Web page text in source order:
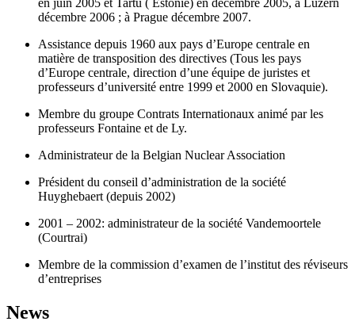
en juin 2005 et Tartu ( Estonie) en décembre 2005, à Luzern
décembre 2006 ; à Prague décembre 2007.
Assistance depuis 1960 aux pays d’Europe centrale en
matière de transposition des directives (Tous les pays
d’Europe centrale, direction d’une équipe de juristes et
professeurs d’université entre 1999 et 2000 en Slovaquie).
Membre du groupe Contrats Internationaux animé par les
professeurs Fontaine et de Ly.
Administrateur de la Belgian Nuclear Association
Président du conseil d’administration de la société
Huyghebaert (depuis 2002)
2001 – 2002: administrateur de la société Vandemoortele
(Courtrai)
Membre de la commission d’examen de l’institut des réviseurs
d’entreprises
News